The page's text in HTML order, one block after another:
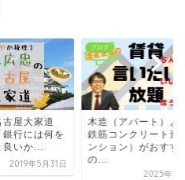
屋大家道
行には何を
良いか...
2019年5月31日
ブログ
木造（アパート）よ
鉄筋コンクリート造
ンション）がおすす
の...
2025年10